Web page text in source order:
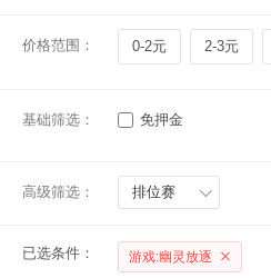
价格范围： 0-2元 2-3元
基础筛选： 免押金
高级筛选： 排位赛
已选条件： 游戏:幽灵放逐